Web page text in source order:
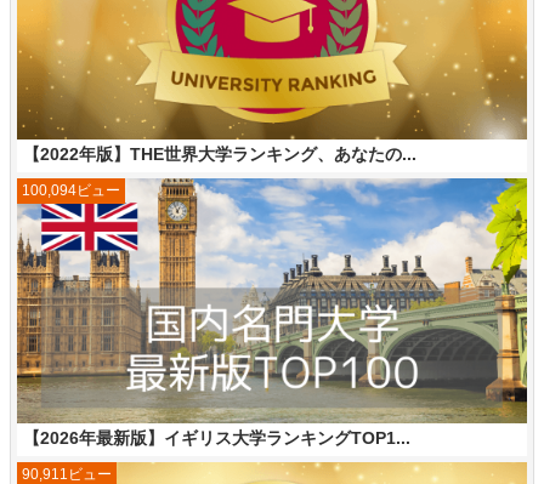
【2022年版】THE世界大学ランキング、あなたの...
【2026年最新版】イギリス大学ランキングTOP1...
100,094ビュー
90,911ビュー